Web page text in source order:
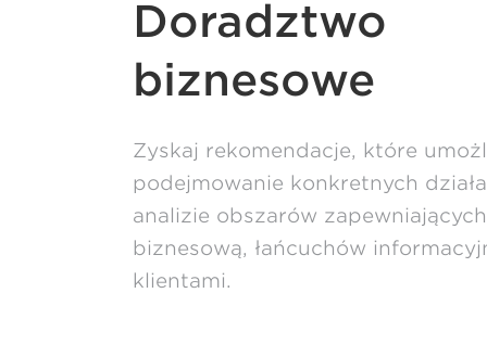
Doradztwo
biznesowe
Zyskaj rekomendacje, które
podejmowanie konkretnych
analizie obszarów
biznesową, łańcuchów
klientami.